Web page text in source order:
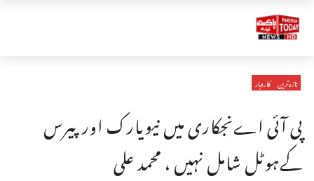
تازہ ترین کاروبار
پی آئی اےنجکاری میں نیویارک اورپیرس
کےہوٹل شامل نہیں ، محمد علی